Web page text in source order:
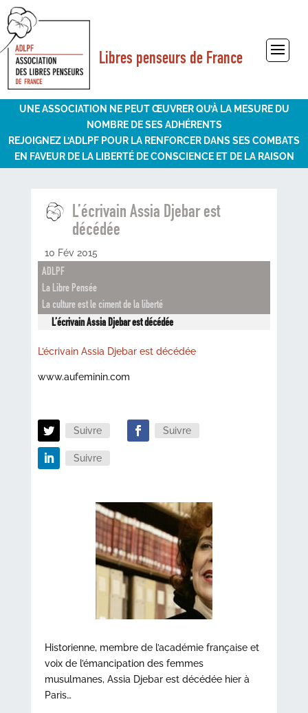
Libres penseurs de France
Sélectionner une page
UNE ASSOCIATION NE PEUT ŒUVRER QU’À LA MESURE DU
NOMBRE DE SES ADHÉRENTS
REJOIGNEZ L’ADLPF POUR LA RENFORCER DANS SES COMBATS
EN FAVEUR DE LA LIBERTÉ DE CONSCIENCE ET DE LA RAISON
L’écrivain Assia Djebar est
décédée
10 Fév 2015
ADLPF
La Libre Pensée
La culture est le ciment de la liberté
L’écrivain Assia Djebar est décédée
L’écrivain Assia Djebar est décédée
www.aufeminin.com
Suivre Suivre
Suivre
Historienne, membre de l’académie française et
voix de l’émancipation des femmes
musulmanes, Assia Djebar est décédée hier à
Paris…